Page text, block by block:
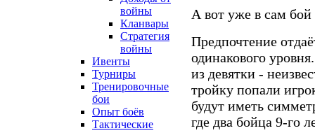
войны
Кланвары
Стратегия
войны
Ивенты
Турниры
Тренировочные
бои
Опыт боёв
Тактические
А вот уже в сам
Предпочтение
одинакового
из девятки -
тройку попали
будут иметь
где два бойца 9-го